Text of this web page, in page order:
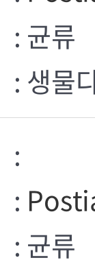
: 균류
: 생물
:
:
: 균류